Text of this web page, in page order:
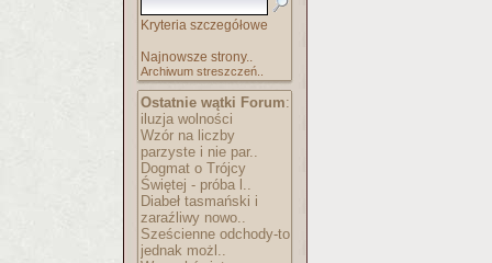
Kryteria szczegółowe
Najnowsze strony..
Archiwum streszczeń..
Ostatnie wątki Forum:
iluzja wolności
Wzór na liczby
parzyste i nie par..
Dogmat o Trójcy
Świętej - próba l..
Diabeł tasmański i
zaraźliwy nowo..
Sześcienne odchody-to
jednak możl..